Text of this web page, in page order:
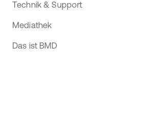
Technik & Support
Mediathek
Das ist BMD